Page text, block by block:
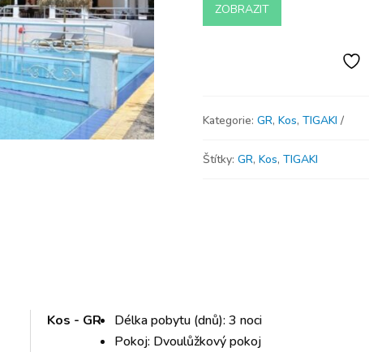
ZOBRAZIT
Kategorie: GR, Kos, TIGAKI
Štítky: GR, Kos, TIGAKI
Kos - GR
Délka pobytu (dnů): 3 noci
Pokoj: Dvoulůžkový pokoj